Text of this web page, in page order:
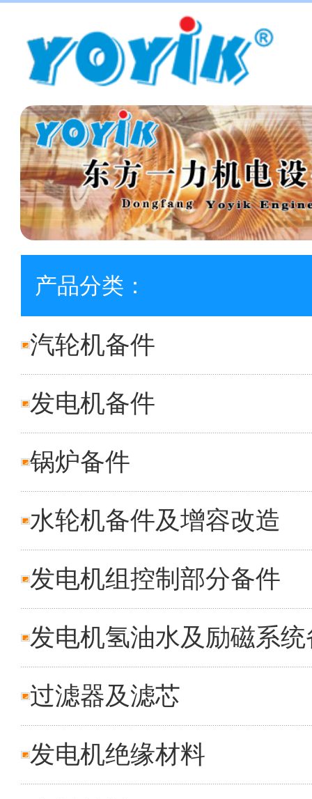
产品分类：
汽轮机备件
发电机备件
锅炉备件
水轮机备件及增容改造
发电机组控制部分备件
发电机氢油水及励磁系统
过滤器及滤芯
发电机绝缘材料